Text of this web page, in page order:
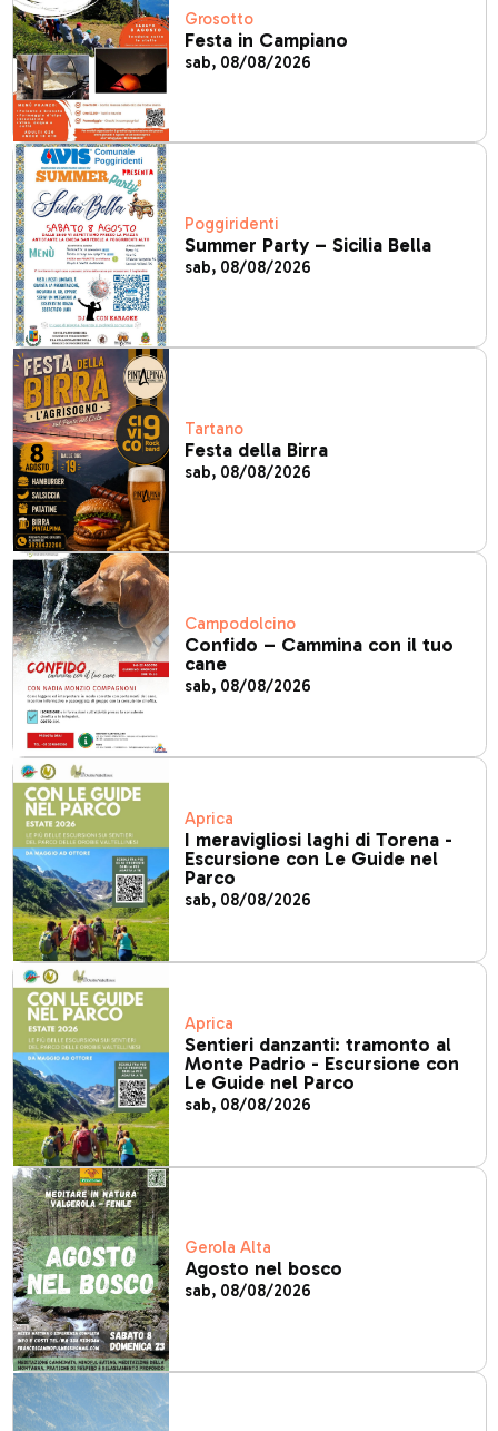
Grosotto
Festa in Campiano
sab, 08/08/2026
Poggiridenti
Summer Party – Sicilia Bella
sab, 08/08/2026
Tartano
Festa della Birra
sab, 08/08/2026
Campodolcino
Confido – Cammina con il tuo
cane
sab, 08/08/2026
Aprica
I meravigliosi laghi di Torena -
Escursione con Le Guide nel
Parco
sab, 08/08/2026
Aprica
Sentieri danzanti: tramonto al
Monte Padrio - Escursione con
Le Guide nel Parco
sab, 08/08/2026
Gerola Alta
Agosto nel bosco
sab, 08/08/2026